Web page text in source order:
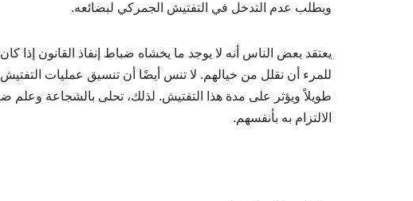
ويطلب عدم التدخل في التفتيش الجمركي لبضائعه.
يعتقد بعض الناس أنه لا يوجد ما يخشاه ضباط إنفاذ القانون إذا
للمرء أن نقلل من خيالهم. لا تنس أيضًا أن تنسيق عمليات
طويلاً ويؤثر على مدة هذا التفتيش. لذلك، تحلى بالشجاعة وعلم
الالتزام به بأنفسهم.